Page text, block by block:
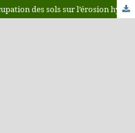
Impact du changement de l’occupation des sols sur l’érosion hydrique et le comportement hydrologique des sols: Cas du bassin Tleta au nord-ouest du Maroc